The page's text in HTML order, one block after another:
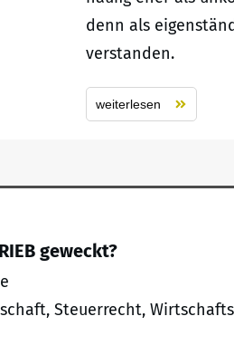
denn als
verstanden.
weiterlesen
geweckt?
Steuerrecht,